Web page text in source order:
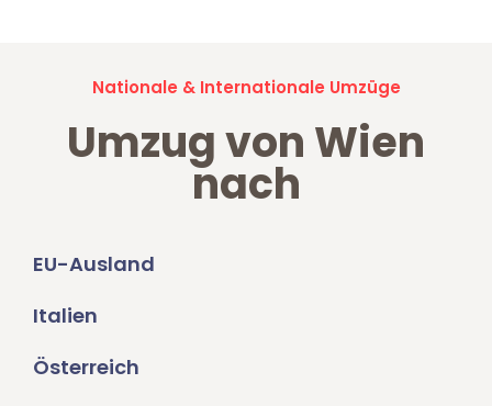
Nationale & Internationale Umzüge
Umzug von Wien
nach
EU-Ausland
Italien
Österreich